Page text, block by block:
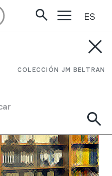
COLECCIÓN JM BELTRAN
ES